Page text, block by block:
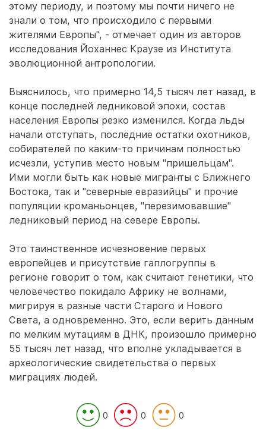
этому периоду, и поэтому мы почти ничего не
знали о том, что происходило с первыми
жителями Европы", - отмечает один из авторов
исследования Йоханнес Краузе из Института
эволюционной антропологии.
Выяснилось, что примерно 14,5 тысяч лет назад, в
конце последней ледниковой эпохи, состав
населения Европы резко изменился. Когда льды
начали отступать, последние остатки охотников,
собирателей по каким-то причинам полностью
исчезли, уступив место новым "пришельцам".
Ими могли быть как новые мигранты с Ближнего
Востока, так и "северные евразийцы" и прочие
популяции кроманьонцев, "перезимовавшие"
ледниковый период на севере Европы.
Это таинственное исчезновение первых
европейцев и присутствие гаплогруппы в
регионе говорит о том, как считают генетики, что
человечество покидало Африку не волнами,
мигрируя в разные части Старого и Нового
Света, а одновременно. Это, если верить данным
по мелким мутациям в ДНК, произошло примерно
55 тысяч лет назад, что вполне укладывается в
археологические свидетельства о первых
миграциях людей.
0 0 0